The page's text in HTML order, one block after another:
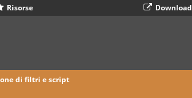
Risorse Download
di filtri e script